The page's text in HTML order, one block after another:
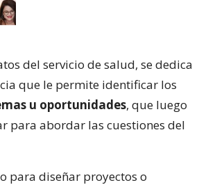
del servicio de salud, se dedica
que le permite identificar los
u oportunidades, que luego
para abordar las cuestiones del
para diseñar proyectos o